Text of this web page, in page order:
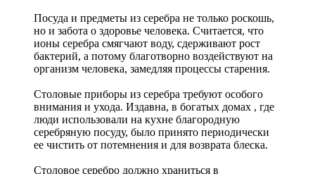
Посуда и предметы из серебра не только роскошь,
но и забота о здоровье человека. Считается, что
ионы серебра смягчают воду, сдерживают рост
бактерий, а потому благотворно воздействуют на
организм человека, замедляя процессы старения.
Столовые приборы из серебра требуют особого
внимания и ухода. Издавна, в богатых домах , где
люди использовали на кухне благородную
серебряную посуду, было принято периодически
ее чистить от потемнения и для возврата блеска.
Столовое серебро должно храниться в